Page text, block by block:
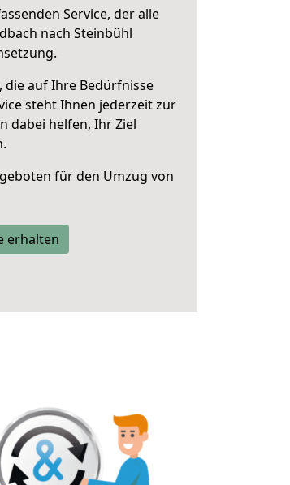
Service, der alle
nach Steinbühl
auf Ihre Bedürfnisse
steht Ihnen jederzeit zur
dabei helfen, Ihr Ziel
für den Umzug von
erhalten